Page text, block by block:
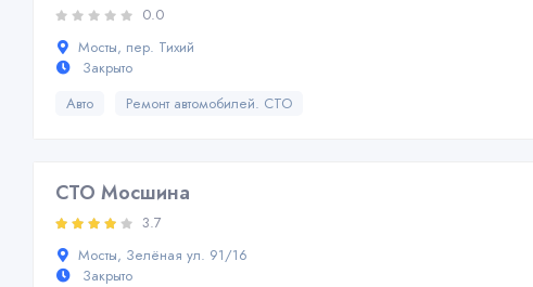
0.0
Мосты, пер. Тихий
Закрыто
Авто
Ремонт автомобилей. СТО
СТО Мосшина
3.7
Мосты, Зелёная ул. 91/16
Закрыто